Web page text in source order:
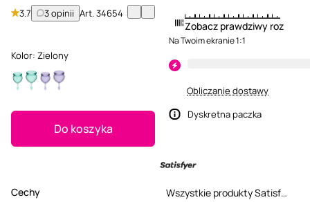
3.7 3 opinii Art.34654
Kolor: Zielony
Do koszyka
Cechy
Zobacz prawdziwy rozmiar
Na Twoim ekranie 1:1
Obliczanie dostawy
Dyskretna paczka
Wszystkie produkty Satisfyer